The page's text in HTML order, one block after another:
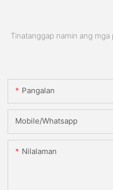
Tinatanggap namin ang
Pangalan
Mobile/Whatsapp
Nilalaman